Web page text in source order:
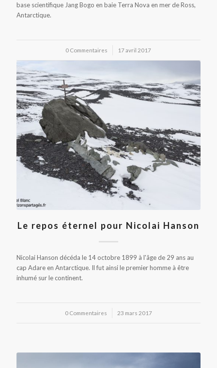
base scientifique Jang Bogo en baie Terra Nova en mer de Ross,
Antarctique.
0 Commentaires
/ 17 avril 2017
Le repos éternel pour Nicolai Hanson
Nicolai Hanson décéda le 14 octobre 1899 à l'âge de 29 ans au
cap Adare en Antarctique. Il fut ainsi le premier homme à être
inhumé sur le continent.
0 Commentaires
/ 23 mars 2017